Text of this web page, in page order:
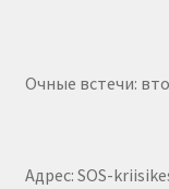
Очные встечи:
Адрес: SOS-